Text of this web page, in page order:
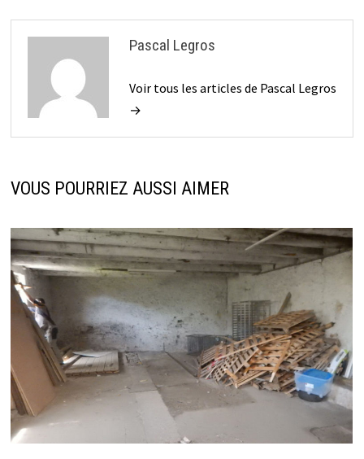
Pascal Legros
Voir tous les articles de Pascal Legros
→
VOUS POURRIEZ AUSSI AIMER